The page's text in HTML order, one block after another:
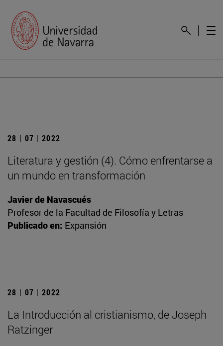
28 | 07 | 2022
Literatura y gestión (4). Cómo enfrentarse a
un mundo en transformación
Javier de Navascués
Profesor de la Facultad de Filosofía y Letras
Publicado en: Expansión
28 | 07 | 2022
La Introducción al cristianismo, de Joseph
Ratzinger